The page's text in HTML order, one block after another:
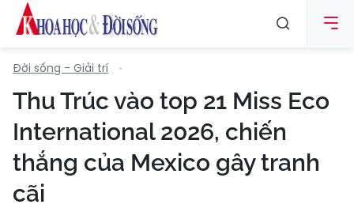
Đời sống - Giải trí
Thu Trúc vào top 21 Miss Eco
International 2026, chiến
thắng của Mexico gây tranh
cãi